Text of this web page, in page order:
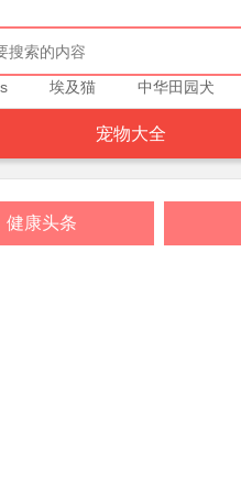
埃及猫 中华田园犬
宠物大全
健康头条